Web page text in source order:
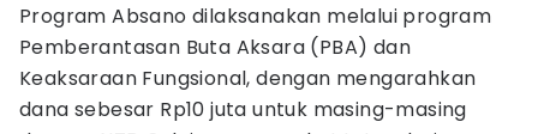
Program Absano dilaksanakan melalui program
Pemberantasan Buta Aksara (PBA) dan
Keaksaraan Fungsional, dengan mengarahkan
dana sebesar Rp10 juta untuk masing-masing